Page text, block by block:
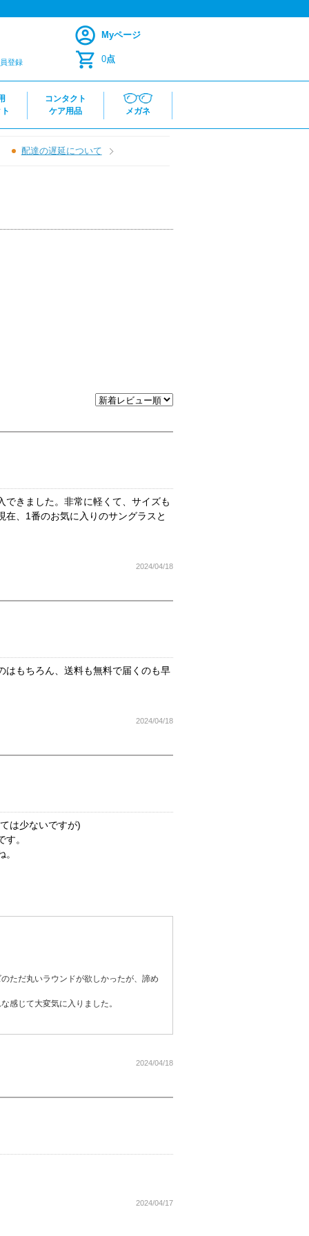
登録
Myページ
0点
コンタクト
ケア用品
メガネ
配達の遅延について
きました。非常に軽くて、サイズも
、1番のお気に入りのサングラスと
2024/04/18
はもちろん、送料も無料で届くのも早
2024/04/18
は少ないですが)
。
ただ丸いラウンドが欲しかったが、諦め
感じて大変気に入りました。
2024/04/18
2024/04/17